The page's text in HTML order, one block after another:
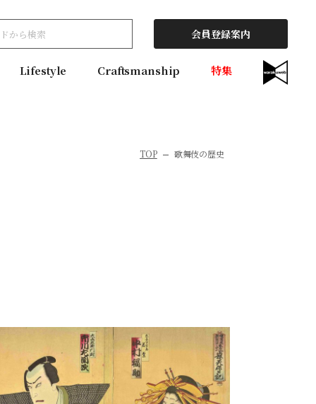
会員登録案内
Lifestyle Craftsmanship 特集
TOP 歌舞伎の歴史